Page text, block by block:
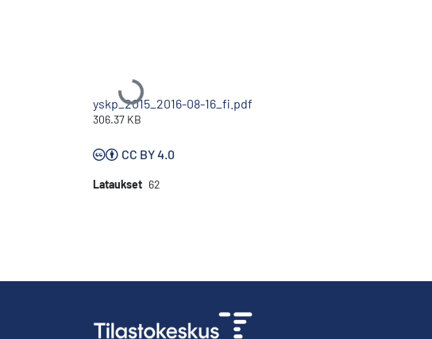
Ladataan...
yskp_2015_2016-08-16_fi.pdf
306.37 KB
CC BY 4.0
Lataukset 62